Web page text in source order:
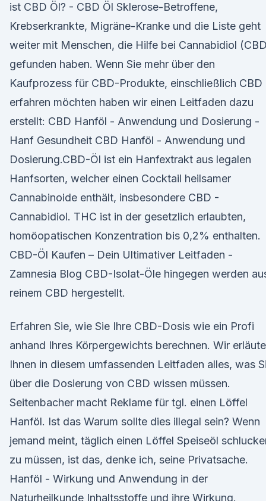
ist CBD Öl? - CBD Öl Sklerose-Betroffene,
Krebserkrankte, Migräne-Kranke und die Liste geht
weiter mit Menschen, die Hilfe bei Cannabidiol
gefunden haben. Wenn Sie mehr über den
Kaufprozess für CBD-Produkte, einschließlich CBD
erfahren möchten haben wir einen Leitfaden dazu
erstellt: CBD Hanföl - Anwendung und Dosierung -
Hanf Gesundheit CBD Hanföl - Anwendung und
Dosierung.CBD-Öl ist ein Hanfextrakt aus legalen
Hanfsorten, welcher einen Cocktail heilsamer
Cannabinoide enthält, insbesondere CBD -
Cannabidiol. THC ist in der gesetzlich erlaubten,
homöopatischen Konzentration bis 0,2% enthalten.
CBD-Öl Kaufen – Dein Ultimativer Leitfaden -
Zamnesia Blog CBD-Isolat-Öle hingegen werden
reinem CBD hergestellt.
Erfahren Sie, wie Sie Ihre CBD-Dosis wie ein Profi
anhand Ihres Körpergewichts berechnen. Wir
Ihnen in diesem umfassenden Leitfaden alles, was
über die Dosierung von CBD wissen müssen.
Seitenbacher macht Reklame für tgl. einen Löffel
Hanföl. Ist das Warum sollte dies illegal sein? Wenn
jemand meint, täglich einen Löffel Speiseöl
zu müssen, ist das, denke ich, seine Privatsache.
Hanföl - Wirkung und Anwendung in der
Naturheilkunde Inhaltsstoffe und ihre Wirkung.